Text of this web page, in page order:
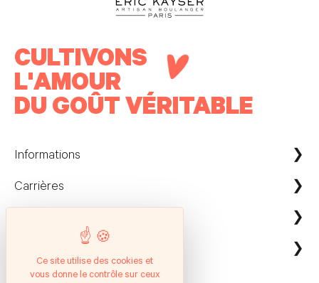
CULTIVONS
L'AMOUR
DU GOÛT VÉRITABLE
Informations
Maison Kayser France
Carrières
Evènement & Réception / Fournisseur
Service client
Professionnels
Ce site utilise des cookies et
vous donne le contrôle sur ceux